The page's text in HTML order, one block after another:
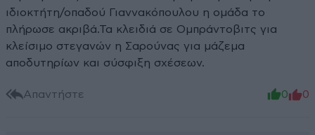
ιδιοκτήτη/οπαδού Γιαννακόπουλου η ομάδα το
πλήρωσε ακριβά.Τα κλειδιά σε Ομπράντοβιτς για
κλείσιμο στεγανών η Σαρούνας για μάζεμα
αποδυτηρίων και σύσφιξη σχέσεων.
Απαντήστε 0 0